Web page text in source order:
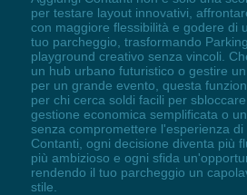
per testare layout innovativi,
con maggiore flessibilità e godere di
tuo parcheggio, trasformando
playground creativo senza vincoli.
un hub urbano futuristico o gestire
per un grande evento, questa
per chi cerca soldi facili per
gestione economica semplificata o
senza compromettere l'esperienza di
Contanti, ogni decisione diventa più
più ambizioso e ogni sfida
rendendo il tuo parcheggio un
stile.